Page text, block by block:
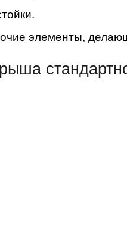
элементы,